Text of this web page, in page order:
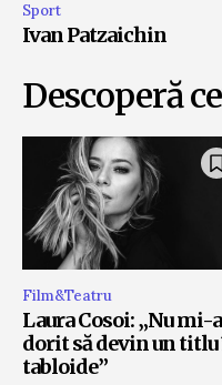
Sport
Ivan Patzaichin
Descoperă
Film&Teatru
Laura Cosoi: „Nu mi-
dorit să devin un
tabloide”